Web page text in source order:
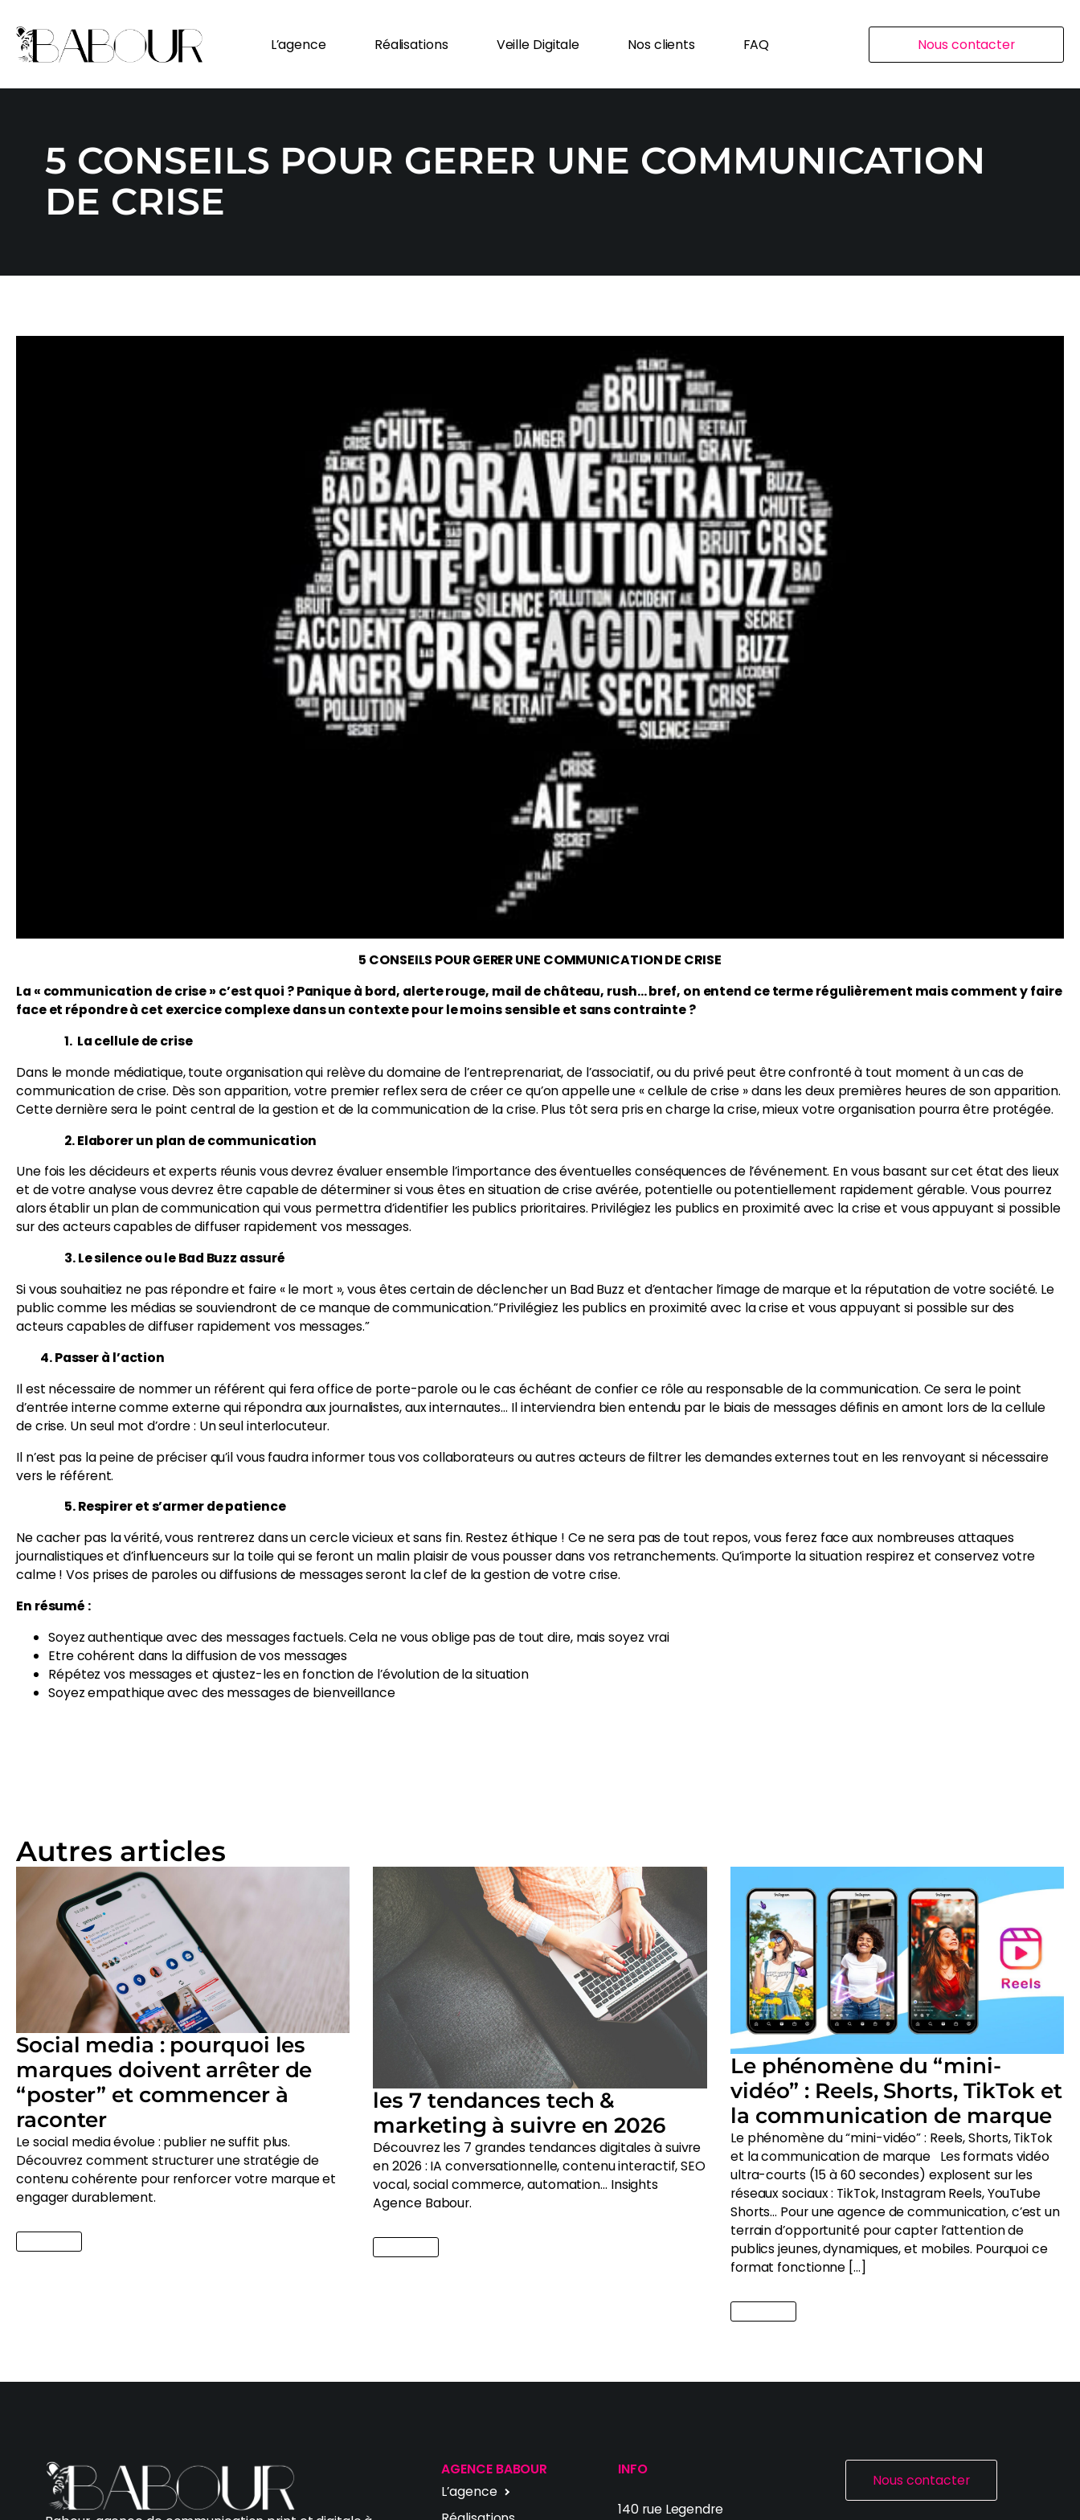
L’agence Réalisations Veille Digitale Nos clients FAQ Nous contacter
5 CONSEILS POUR GERER UNE COMMUNICATION
DE CRISE
5 CONSEILS POUR GERER UNE COMMUNICATION DE CRISE
La « communication de crise » c’est quoi ? Panique à bord, alerte rouge, mail de château, rush… bref, on entend ce terme régulièrement mais comment y faire
face et répondre à cet exercice complexe dans un contexte pour le moins sensible et sans contrainte ?
1. La cellule de crise
Dans le monde médiatique, toute organisation qui relève du domaine de l’entreprenariat, de l’associatif, ou du privé peut être confronté à tout moment à un cas de
communication de crise. Dès son apparition, votre premier reflex sera de créer ce qu’on appelle une « cellule de crise » dans les deux premières heures de son apparition.
Cette dernière sera le point central de la gestion et de la communication de la crise. Plus tôt sera pris en charge la crise, mieux votre organisation pourra être protégée.
2. Elaborer un plan de communication
Une fois les décideurs et experts réunis vous devrez évaluer ensemble l’importance des éventuelles conséquences de l’événement. En vous basant sur cet état des lieux
et de votre analyse vous devrez être capable de déterminer si vous êtes en situation de crise avérée, potentielle ou potentiellement rapidement gérable. Vous pourrez
alors établir un plan de communication qui vous permettra d’identifier les publics prioritaires. Privilégiez les publics en proximité avec la crise et vous appuyant si possible
sur des acteurs capables de diffuser rapidement vos messages.
3. Le silence ou le Bad Buzz assuré
Si vous souhaitiez ne pas répondre et faire « le mort », vous êtes certain de déclencher un Bad Buzz et d’entacher l’image de marque et la réputation de votre société. Le
public comme les médias se souviendront de ce manque de communication.”Privilégiez les publics en proximité avec la crise et vous appuyant si possible sur des
acteurs capables de diffuser rapidement vos messages.”
4. Passer à l’action
Il est nécessaire de nommer un référent qui fera office de porte-parole ou le cas échéant de confier ce rôle au responsable de la communication. Ce sera le point
d’entrée interne comme externe qui répondra aux journalistes, aux internautes… Il interviendra bien entendu par le biais de messages définis en amont lors de la cellule
de crise. Un seul mot d’ordre : Un seul interlocuteur.
Il n’est pas la peine de préciser qu’il vous faudra informer tous vos collaborateurs ou autres acteurs de filtrer les demandes externes tout en les renvoyant si nécessaire
vers le référent.
5. Respirer et s’armer de patience
Ne cacher pas la vérité, vous rentrerez dans un cercle vicieux et sans fin. Restez éthique ! Ce ne sera pas de tout repos, vous ferez face aux nombreuses attaques
journalistiques et d’influenceurs sur la toile qui se feront un malin plaisir de vous pousser dans vos retranchements. Qu’importe la situation respirez et conservez votre
calme ! Vos prises de paroles ou diffusions de messages seront la clef de la gestion de votre crise.
En résumé :
Soyez authentique avec des messages factuels. Cela ne vous oblige pas de tout dire, mais soyez vrai
Etre cohérent dans la diffusion de vos messages
Répétez vos messages et ajustez-les en fonction de l’évolution de la situation
Soyez empathique avec des messages de bienveillance
Autres articles
Social media : pourquoi les
marques doivent arrêter de
“poster” et commencer à
raconter
Le social media évolue : publier ne suffit plus.
Découvrez comment structurer une stratégie de
contenu cohérente pour renforcer votre marque et
engager durablement.
les 7 tendances tech &
marketing à suivre en 2026
Découvrez les 7 grandes tendances digitales à suivre
en 2026 : IA conversationnelle, contenu interactif, SEO
vocal, social commerce, automation… Insights
Agence Babour.
Le phénomène du “mini-
vidéo” : Reels, Shorts, TikTok et
la communication de marque
Le phénomène du “mini-vidéo” : Reels, Shorts, TikTok
et la communication de marque Les formats vidéo
ultra-courts (15 à 60 secondes) explosent sur les
réseaux sociaux : TikTok, Instagram Reels, YouTube
Shorts… Pour une agence de communication, c’est un
terrain d’opportunité pour capter l’attention de
publics jeunes, dynamiques, et mobiles. Pourquoi ce
format fonctionne […]
AGENCE BABOUR
L’agence
INFO
140 rue Legendre
Nous contacter